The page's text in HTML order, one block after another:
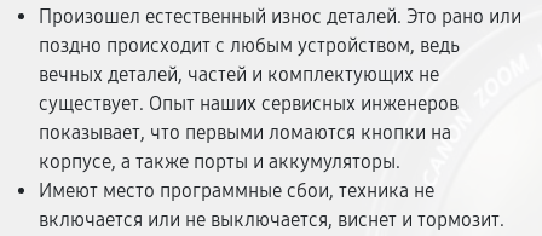
Произошел естественный износ деталей. Это рано или
поздно происходит с любым устройством, ведь
вечных деталей, частей и комплектующих не
существует. Опыт наших сервисных инженеров
показывает, что первыми ломаются кнопки на
корпусе, а также порты и аккумуляторы.
Имеют место программные сбои, техника не
включается или не выключается, виснет и тормозит.